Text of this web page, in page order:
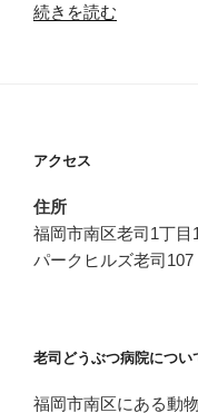
“マ
ド”
の
続きを読む
アクセス
住所
福岡市南区老司1丁目
パークヒルズ老司107
老司どうぶつ病院につい
福岡市南区にある動